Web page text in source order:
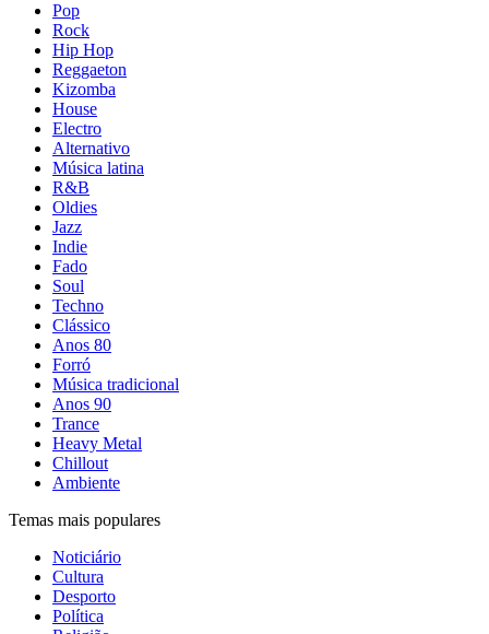
Pop
Rock
Hip Hop
Reggaeton
Kizomba
House
Electro
Alternativo
Música latina
R&B
Oldies
Jazz
Indie
Fado
Soul
Techno
Clássico
Anos 80
Forró
Música tradicional
Anos 90
Trance
Heavy Metal
Chillout
Ambiente
Temas mais populares
Noticiário
Cultura
Desporto
Política